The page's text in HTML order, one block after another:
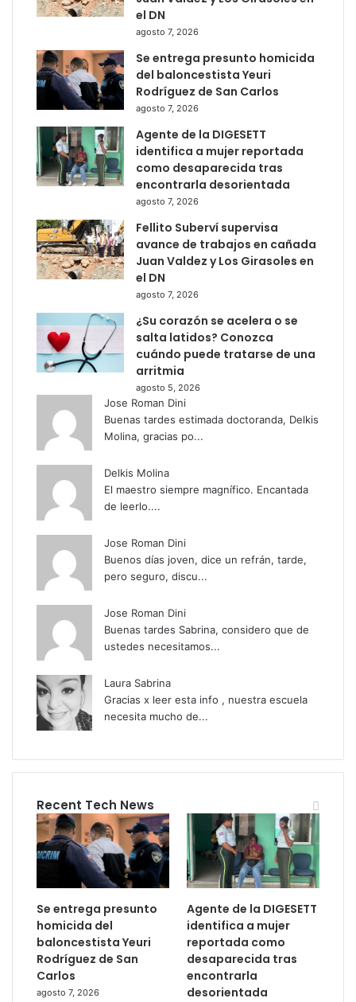
el DN
agosto 7, 2026
Se entrega presunto homicida
del baloncestista Yeuri
Rodríguez de San Carlos
agosto 7, 2026
Agente de la DIGESETT
identifica a mujer reportada
como desaparecida tras
encontrarla desorientada
agosto 7, 2026
Fellito Suberví supervisa
avance de trabajos en cañada
Juan Valdez y Los Girasoles en
el DN
agosto 7, 2026
¿Su corazón se acelera o se
salta latidos? Conozca
cuándo puede tratarse de una
arritmia
agosto 5, 2026
Jose Roman Dini
Buenas tardes estimada doctoranda, Delkis
Molina, gracias po...
Delkis Molina
El maestro siempre magnífico. Encantada
de leerlo....
Jose Roman Dini
Buenos días joven, dice un refrán, tarde,
pero seguro, discu...
Jose Roman Dini
Buenas tardes Sabrina, considero que de
ustedes necesitamos...
Laura Sabrina
Gracias x leer esta info , nuestra escuela
necesita mucho de...
Recent Tech News
Se entrega presunto
homicida del
baloncestista Yeuri
Rodríguez de San
Carlos
agosto 7, 2026
Agente de la DIGESETT
identifica a mujer
reportada como
desaparecida tras
encontrarla
desorientada